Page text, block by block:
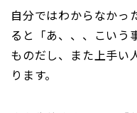
自分ではわからなかっ
ると「あ、、、こいう
ものだし、また上手い
ります。